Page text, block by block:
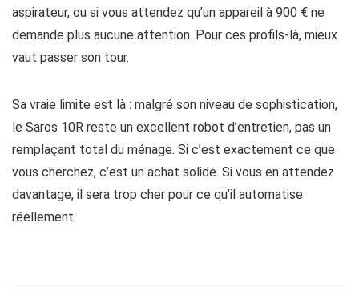
aspirateur, ou si vous attendez qu’un appareil à 900 € ne
demande plus aucune attention. Pour ces profils-là, mieux
vaut passer son tour.
Sa vraie limite est là : malgré son niveau de sophistication,
le Saros 10R reste un excellent robot d’entretien, pas un
remplaçant total du ménage. Si c’est exactement ce que
vous cherchez, c’est un achat solide. Si vous en attendez
davantage, il sera trop cher pour ce qu’il automatise
réellement.